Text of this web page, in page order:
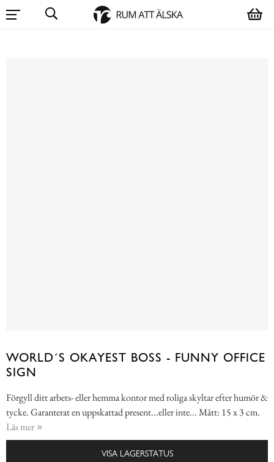
WORLD´S OKAYEST BOSS - FUNNY OFFICE
SIGN
Förgyll ditt arbets- eller hemma kontor med roliga skyltar efter humör &
tycke. Garanterat en uppskattad present...eller inte... Mått: 15 x 3 cm.
Läs mer
VISA LAGERSTATUS